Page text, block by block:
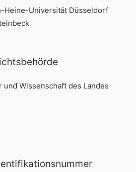
Heine-Universität Düsseldorf
Wissenschaft des Landes